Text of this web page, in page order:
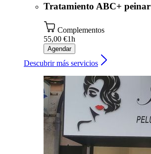
Tratamiento ABC+ peinar
Complementos
55,00 €1h
Agendar
Descubrir más servicios